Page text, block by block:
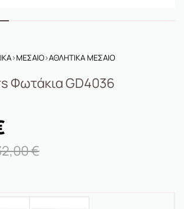
›ΜΕΣΑΙΟ›ΑΘΛΗΤΙΚΑ ΜΕΣΑΙΟ
Φωτάκια GD4036
€